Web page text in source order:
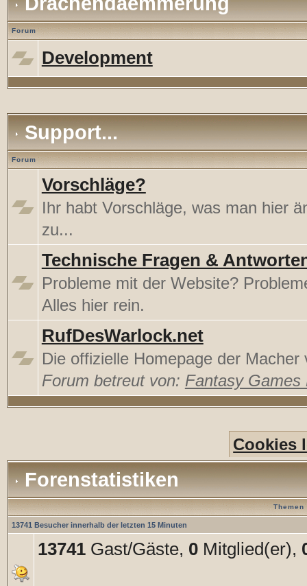
Forum
Development
Support...
Forum
Vorschläge?
Ihr habt Vorschläge, was man hier
zu...
Technische Fragen &
Probleme mit der Website?
Alles hier rein.
RufDesWarlock.net
Die offizielle Homepage der Macher
Forum betreut von: Fantasy Games
Cookies
Forenstatistiken
Themen
13741 Besucher innerhalb der letzten 15 Minuten
13741Gast/Gäste, 0Mitglied(er),